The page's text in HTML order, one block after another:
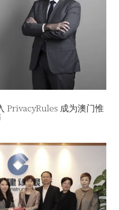
PrivacyRules 成为澳门惟